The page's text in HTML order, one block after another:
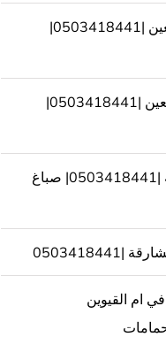
تركيب فورسيلنج في العين |0503418441|
تركيب عشب صناعي العين |0503418441|
شركة صبغ في الشارقة |0503418441| صباغ
ام القيوين